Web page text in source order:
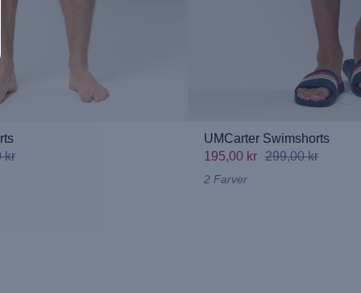
kr
UMCarter Swimshorts
195,00 kr 299,00 kr
2 Farver